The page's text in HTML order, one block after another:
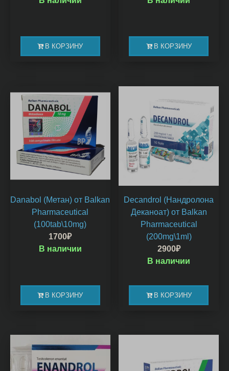
В КОРЗИНУ В КОРЗИНУ
Danabol (Метан) от Balkan
Pharmaceutical
(100tab\10mg)
1700₽
В КОРЗИНУ
В наличии
Decandrol (Нандролона
Деканоат) от Balkan
Pharmaceutical
(200mg\1ml)
2900₽
В КОРЗИНУ
В наличии